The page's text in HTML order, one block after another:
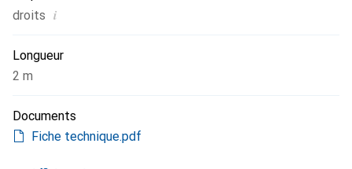
droits i
Longueur
2 m
Documents
Fiche technique.pdf